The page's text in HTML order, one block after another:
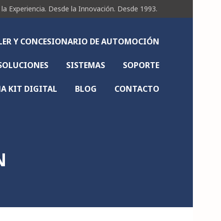
Experiencia. Desde la Innovación. Desde 1993.
Y CONCESIONARIO DE AUTOMOCIÓN
SISTEMAS SOPORTE
KIT DIGITAL BLOG CONTACTO